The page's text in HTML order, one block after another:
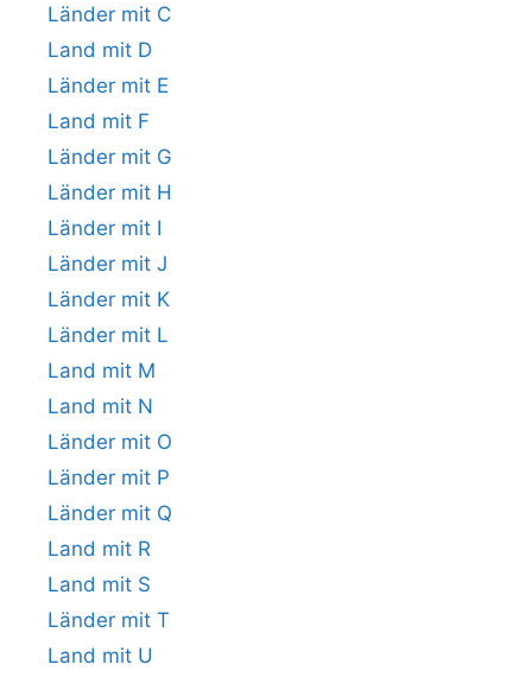
Länder mit C
Land mit D
Länder mit E
Land mit F
Länder mit G
Länder mit H
Länder mit I
Länder mit J
Länder mit K
Länder mit L
Land mit M
Land mit N
Länder mit O
Länder mit P
Länder mit Q
Land mit R
Land mit S
Länder mit T
Land mit U